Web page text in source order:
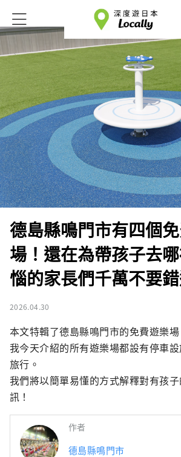
德島縣鳴門市有四個
場！還在為帶孩子去
惱的家長們千萬不要錯
2026.04.30
本文特輯了德島縣鳴門市的免費遊樂場
我今天介紹的所有遊樂場都設有停車
旅行。
我們將以簡單易懂的方式解釋對有孩
訊！
作者
德島縣鳴門市